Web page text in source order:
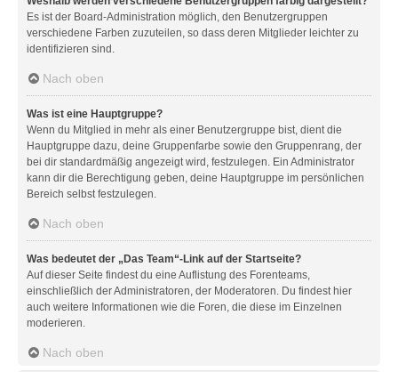
Es ist der Board-Administration möglich, den Benutzergruppen
verschiedene Farben zuzuteilen, so dass deren Mitglieder leichter zu
identifizieren sind.
Nach oben
Was ist eine Hauptgruppe?
Wenn du Mitglied in mehr als einer Benutzergruppe bist, dient die
Hauptgruppe dazu, deine Gruppenfarbe sowie den Gruppenrang, der
bei dir standardmäßig angezeigt wird, festzulegen. Ein Administrator
kann dir die Berechtigung geben, deine Hauptgruppe im persönlichen
Bereich selbst festzulegen.
Nach oben
Was bedeutet der „Das Team“-Link auf der Startseite?
Auf dieser Seite findest du eine Auflistung des Forenteams,
einschließlich der Administratoren, der Moderatoren. Du findest hier
auch weitere Informationen wie die Foren, die diese im Einzelnen
moderieren.
Nach oben